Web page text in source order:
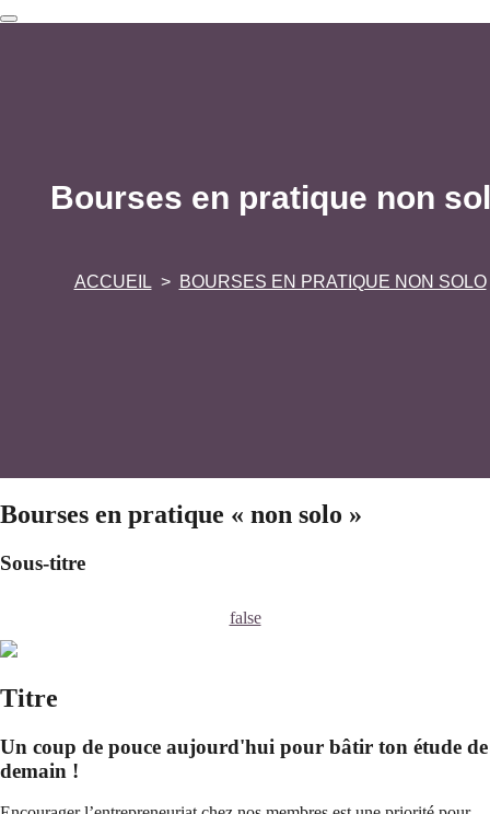
Bourses en pratique non
ACCUEIL BOURSES EN PRATIQUE NON SOLO
Bourses en pratique « non solo »
Sous-titre
false
Titre
Un coup de pouce aujourd'hui pour bâtir ton étude de
demain !